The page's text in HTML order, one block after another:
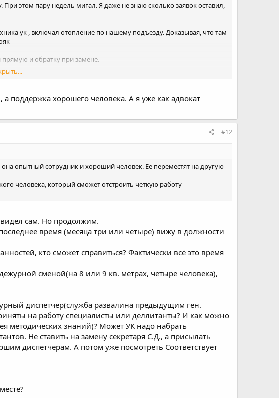
этом пару недель мигал. Я даже не знаю сколько заявок оставил,
ук , включал отопление по нашему подъезду. Доказывая, что там
прямую и обратку при замене.
поддержка хорошего человека. А я уже как адвокат
#12
опытный сотрудник и хороший человек. Ее переместят на другую
человека, который сможет отстроить четкую работу
сам. Но продолжим.
время (месяца три или четыре) вижу в должности
кто сможет справиться? Фактически всё это время
сменой(на 8 или 9 кв. метрах, четыре человека),
диспетчер(служба развалина предыдущим ген.
на работу специалисты или деллитанты? И как можно
методических знаний)? Может УК надо набрать
Не ставить на замену секретаря С.Д., а присылать
диспетчерам. А потом уже посмотреть Соответствует